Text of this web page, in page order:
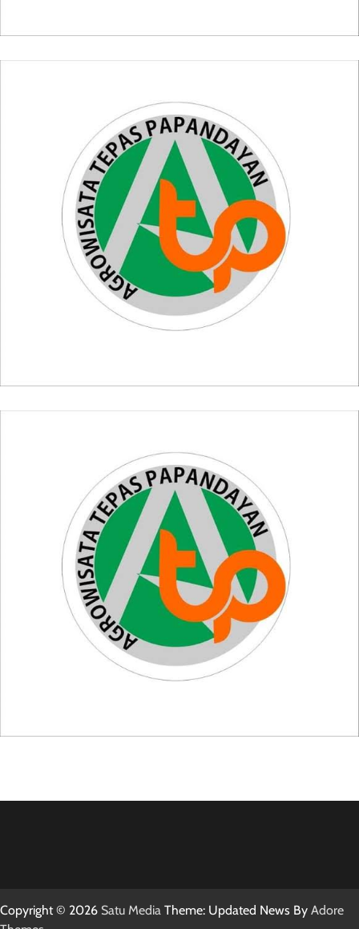
Copyright © 2026 Satu Media Theme: Updated News By Adore